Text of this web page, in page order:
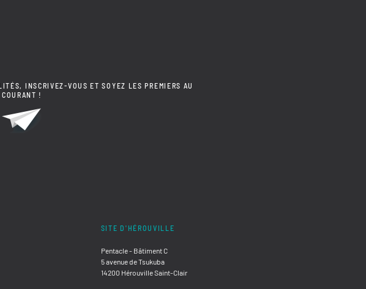
INSCRIVEZ-VOUS ET SOYEZ LES PREMIERS AU
COURANT !
SITE D'HÉROUVILLE
Pentacle - Bâtiment C
5 avenue de Tsukuba
14200 Hérouville Saint-Clair